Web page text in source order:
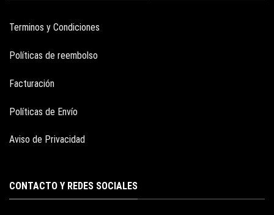
Terminos y Condiciones
Políticas de reembolso
Facturación
Políticas de Envío
Aviso de Privacidad
CONTACTO Y REDES SOCIALES